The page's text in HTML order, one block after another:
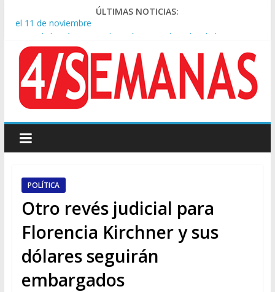
ÚLTIMAS NOTICIAS:
Crisis diplomática: Brasil retiró a su embajador de la Argentina
Rechazo a la Ley de Tierras: se espera un fuerte operativo
frente al Congreso
El rechazo al proyecto de Ley de Tierras predominó en las
Manuel Belgrano: Reparación Historia en el solar natal
el 11 de noviembre
POLÍTICA
Otro revés judicial para
Florencia Kirchner y sus
dólares seguirán
embargados